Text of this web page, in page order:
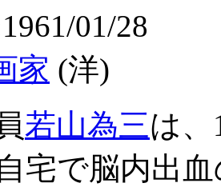
01/28
家 (洋)
若山為三は、
宅で脳内出